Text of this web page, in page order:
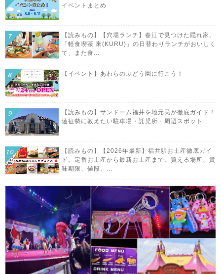
イベントまとめ
【読みもの】【穴場ランチ】春江で見つけた隠れ家。
「軽食喫茶 來(KURU)」の日替わりランチがおいしく
て、また食...
【イベント】あわらのぶどう園に行こう！
【読みもの】サンドーム福井を地元民が徹底ガイド！
遠征勢に教えたい駐車場・託児所・周辺スポット
【読みもの】【2026年最新】福井駅お土産徹底ガイ
ド。定番お土産から最新お土産まで、買える場所、賞
味期限、値段、...